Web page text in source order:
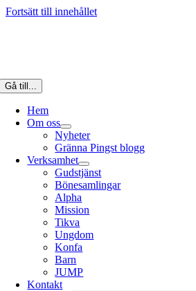
Fortsätt till innehållet
Gå till...
Hem
Om oss
Nyheter
Gränna Pingst blogg
Verksamhet
Gudstjänst
Bönesamlingar
Alpha
Mission
Tikva
Ungdom
Konfa
Barn
JUMP
Kontakt